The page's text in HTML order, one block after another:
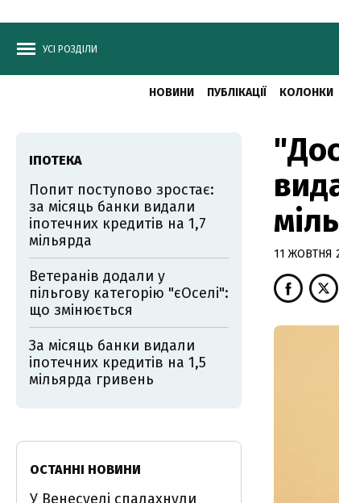
УСІ РОЗДІЛИ
НОВИНИ ПУБЛІКАЦІЇ КОЛОНКИ
11 ЖОВТНЯ
ІПОТЕКА
Попит поступово зростає:
за місяць банки видали
іпотечних кредитів на 1,7
мільярда
Ветеранів додали у
пільгову категорію "єОселі":
що змінюється
За місяць банки видали
іпотечних кредитів на 1,5
мільярда гривень
ОСТАННІ НОВИНИ
У Венесуелі спалахнули